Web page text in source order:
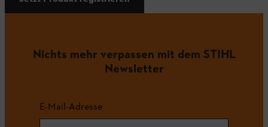
Nichts mehr verpassen mit dem STIHL
Newsletter
E-Mail-Adresse